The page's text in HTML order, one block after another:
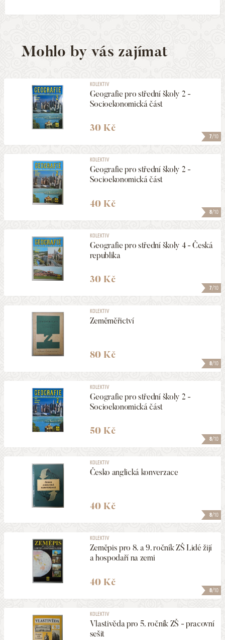
Mohlo by vás zajímat
7/10
KOLEKTIV
Geografie pro střední školy 2 -
Socioekonomická část
30 Kč
8/10
KOLEKTIV
Geografie pro střední školy 2 -
Socioekonomická část
40 Kč
7/10
KOLEKTIV
Geografie pro střední školy 4 - Česká
republika
30 Kč
8/10
KOLEKTIV
Zeměměřictví
80 Kč
8/10
KOLEKTIV
Geografie pro střední školy 2 -
Socioekonomická část
50 Kč
8/10
KOLEKTIV
Česko anglická konverzace
40 Kč
8/10
KOLEKTIV
Zeměpis pro 8. a 9. ročník ZŠ Lidé žijí
a hospodaří na zemi
40 Kč
KOLEKTIV
Vlastivěda pro 5. ročník ZŠ - pracovní
sešit